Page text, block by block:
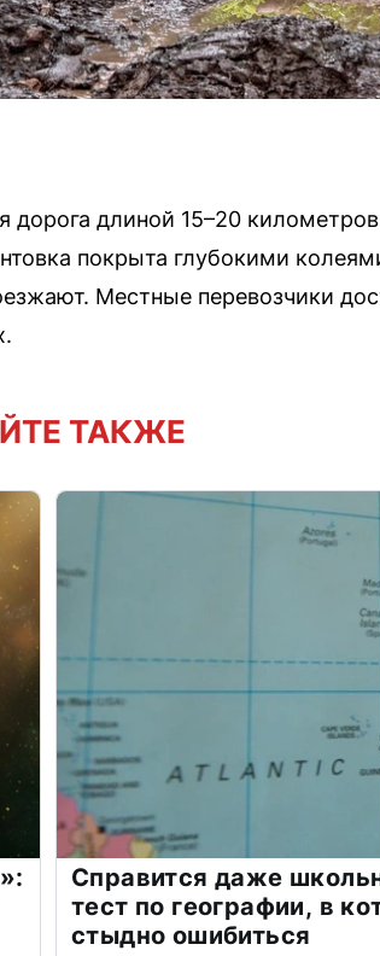
дорога длиной 15–20
покрыта глубокими
Местные перевозчики
ТАКЖЕ
Справится даже
тест по географии, в
стыдно ошибиться